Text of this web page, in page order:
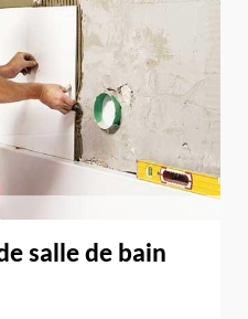
salle de bain